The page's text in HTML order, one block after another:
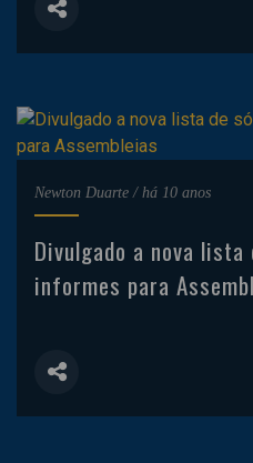
Newton Duarte / há 10 anos
Divulgado a nova
informes para